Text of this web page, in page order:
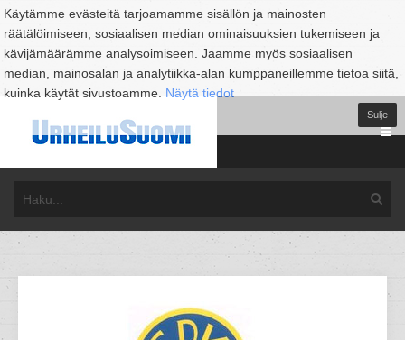
Käytämme evästeitä tarjoamamme sisällön ja mainosten
räätälöimiseen, sosiaalisen median ominaisuuksien tukemiseen ja
kävijämäärämme analysoimiseen. Jaamme myös sosiaalisen
median, mainosalan ja analytiikka-alan kumppaneillemme tietoa siitä,
kuinka käytät sivustoamme. Näytä tiedot
Sulje